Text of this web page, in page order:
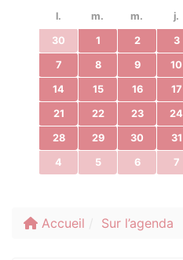
l.
m. m. j.
30 1 2 3
7 8 9 10
14 15 16 17
21 22 23 24
28 29 30 31
4 5 6 7
Accueil Sur l’agenda